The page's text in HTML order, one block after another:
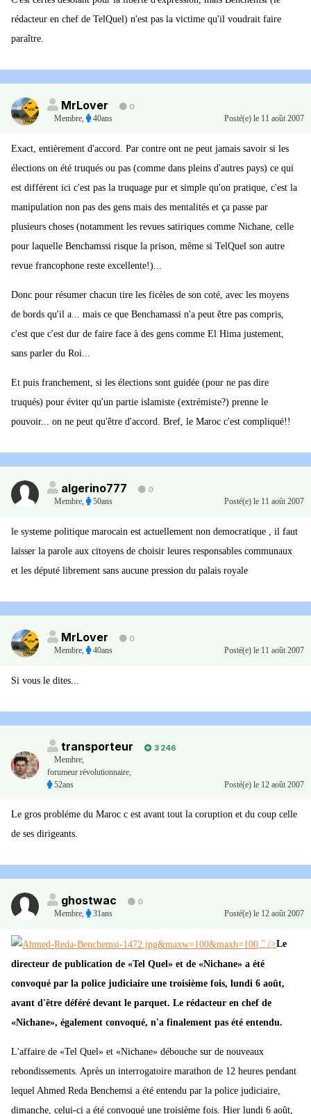
rédacteur en chef de TelQuel) n'est pas la victime qu'il voudrait faire
paraître.
MrLover
0
Membre, 40ans Posté(e) le 11 août 2007
Exact, entièrement d'accord. Par contre ont ne peut jamais savoir si les
élections on été truqués ou pas (comme dans pleins d'autres pays) ce qui
est différent ici c'est pas la truquage pur et simple qu'on pratique, c'est la
manipulation non pas des gens mais des mentalités et ça passe par
plusieurs choses (notamment les revues satiriques comme Nichane, celle
pour laquelle Benchamssi risque la prison, même si TelQuel son autre
revue francophone reste excellente!)...
Donc pour résumer chacun tire les ficèles de son coté, avec les moyens
de bords qu'il a... mais ce que Benchamassi n'a peut être pas compris,
c'est que c'est dur de faire face à des gens comme El Hima justement,
sans parler du Roi...
Et puis franchement, si les élections sont guidée (pour ne pas dire
truqués) pour éviter qu'un partie islamiste (extrémiste?) prenne le
pouvoir... on ne peut qu'être d'accord. Bref, le Maroc c'est compliqué!!
algerino777
0
Membre, 50ans Posté(e) le 11 août 2007
le systeme politique marocain est actuellement non democratique , il faut
laisser la parole aux citoyens de choisir leures responsables communaux
et les député librement sans aucune pression du palais royale
MrLover
0
Membre, 40ans Posté(e) le 11 août 2007
Si vous le dites...
transporteur
3 246
Membre,
forumeur révolutionnaire,
52ans
Posté(e) le 12 août 2007
Le gros probléme du Maroc c est avant tout la coruption et du coup celle
de ses dirigeants.
ghostwac
0
Membre, 31ans Posté(e) le 12 août 2007
" />Le
directeur de publication de «Tel Quel» et de «Nichane» a été
convoqué par la police judiciaire une troisième fois, lundi 6 août,
avant d'être déféré devant le parquet. Le rédacteur en chef de
«Nichane», également convoqué, n'a finalement pas été entendu.
L'affaire de «Tel Quel» et «Nichane» débouche sur de nouveaux
rebondissements. Après un interrogatoire marathon de 12 heures pendant
lequel Ahmed Reda Benchemsi a été entendu par la police judiciaire,
dimanche, celui-ci a été convoqué une troisième fois. Hier lundi 6 août,